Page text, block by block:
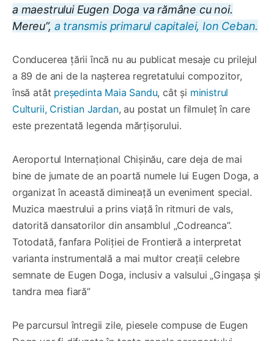
a maestrului Eugen Doga va rămâne cu noi.
Mereu”, a transmis primarul capitalei, Ion Ceban.
Conducerea țării încă nu au publicat mesaje cu prilejul
a 89 de ani de la nașterea regretatului compozitor,
însă atât președinta Maia Sandu, cât și ministrul
Culturii, Cristian Jardan, au postat un filmuleț în care
este prezentată legenda mărțișorului.
Aeroportul Internațional Chișinău, care deja de mai
bine de jumate de an poartă numele lui Eugen Doga, a
organizat în această dimineață un eveniment special.
Muzica maestrului a prins viață în ritmuri de vals,
datorită dansatorilor din ansamblul „Codreanca”.
Totodată, fanfara Poliției de Frontieră a interpretat
varianta instrumentală a mai multor creații celebre
semnate de Eugen Doga, inclusiv a valsului „Gingașa și
tandra mea fiară”
Pe parcursul întregii zile, piesele compuse de Eugen